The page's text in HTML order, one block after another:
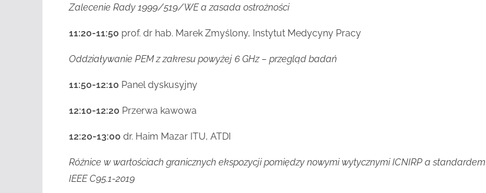
Zalecenie Rady 1999/519/WE a zasada ostrożności
11:20-11:50 prof. dr hab. Marek Zmyślony, Instytut Medycyny Pracy
Oddziaływanie PEM z zakresu powyżej 6 GHz – przegląd badań
11:50-12:10 Panel dyskusyjny
12:10-12:20 Przerwa kawowa
12:20-13:00 dr. Haim Mazar ITU, ATDI
Różnice w wartościach granicznych ekspozycji pomiędzy nowymi wytycznymi ICNIRP a standardem
IEEE C95.1-2019